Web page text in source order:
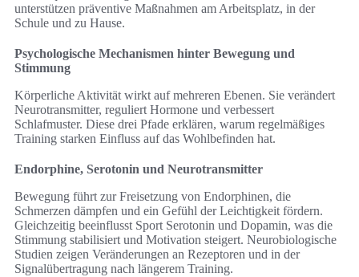
unterstützen präventive Maßnahmen am Arbeitsplatz, in der
Schule und zu Hause.
Psychologische Mechanismen hinter Bewegung und
Stimmung
Körperliche Aktivität wirkt auf mehreren Ebenen. Sie verändert
Neurotransmitter, reguliert Hormone und verbessert
Schlafmuster. Diese drei Pfade erklären, warum regelmäßiges
Training starken Einfluss auf das Wohlbefinden hat.
Endorphine, Serotonin und Neurotransmitter
Bewegung führt zur Freisetzung von Endorphinen, die
Schmerzen dämpfen und ein Gefühl der Leichtigkeit fördern.
Gleichzeitig beeinflusst Sport Serotonin und Dopamin, was die
Stimmung stabilisiert und Motivation steigert. Neurobiologische
Studien zeigen Veränderungen an Rezeptoren und in der
Signalübertragung nach längerem Training.